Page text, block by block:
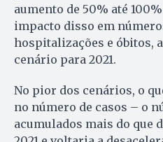
aumento de 50% até
impacto disso em
hospitalizações e óbitos,
cenário para 2021.
No pior dos cenários, o
no número de casos – o
acumulados mais do que